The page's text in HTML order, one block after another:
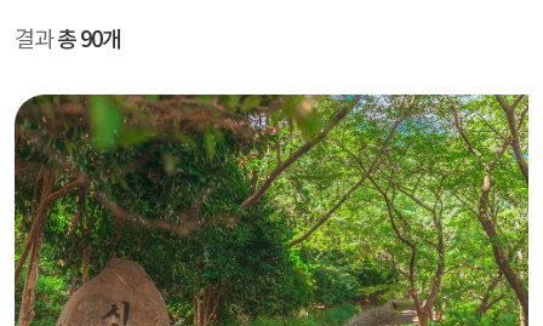
결과총 90개